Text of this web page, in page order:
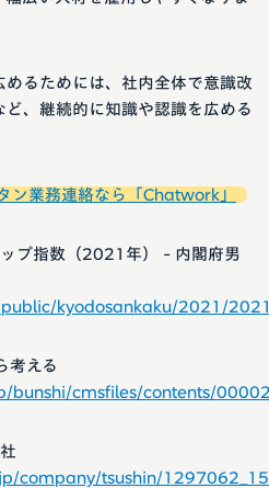
るためには、社内全体で意識改
、継続的に知識や認識を広める
ン業務連絡なら「Chatwork」
プ指数（2021年） - 内閣府男
kyodosankaku/2021/
考える
bunshi/cmsfiles/contents/
company/tsushin/